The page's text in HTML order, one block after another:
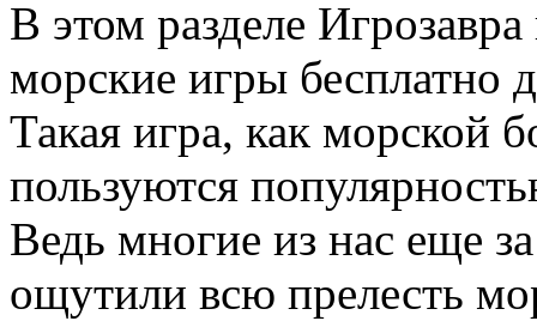
В этом разделе
морские игры бесплатно
Такая игра, как морской
пользуются
Ведь многие из нас еще
ощутили всю прелесть